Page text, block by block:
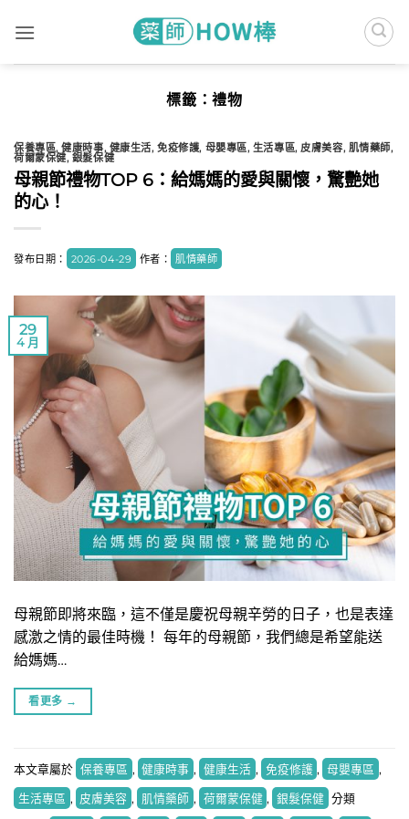
標籤：禮物
保養專區,健康時事, 健康生活,免疫修護, 母嬰專區, 生活專區,皮膚美容, 肌情藥師,
荷爾蒙保健, 銀髮保健
母親節禮物TOP 6：給媽媽的愛與關懷，驚艷她
的心！
發布日期： 2026-04-29 作者： 肌情藥師
29
4 月
母親節即將來臨，這不僅是慶祝母親辛勞的日子，也是表達
感激之情的最佳時機！ 每年的母親節，我們總是希望能送
給媽媽…
看更多 →
本文章屬於 保養專區 , 健康時事 , 健康生活 , 免疫修護 , 母嬰專區 ,
生活專區 , 皮膚美容 , 肌情藥師 , 荷爾蒙保健 , 銀髮保健 分類